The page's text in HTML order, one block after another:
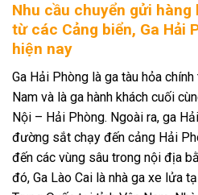
Nhu cầu chuyển gửi
từ các Cảng biển, Ga Hải
hiện nay
Ga Hải Phòng là ga tàu hỏa
Nam và là ga hành khách cuối
Nội – Hải Phòng. Ngoài ra, ga
đường sắt chạy đến cảng Hải
đến các vùng sâu trong nội địa
đó, Ga Lào Cai là nhà ga xe lửa